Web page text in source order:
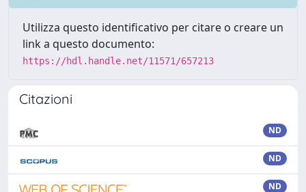
Utilizza questo identificativo per citare o creare un
link a questo documento:
https://hdl.handle.net/11571/657213
Citazioni
ND
ND
ND